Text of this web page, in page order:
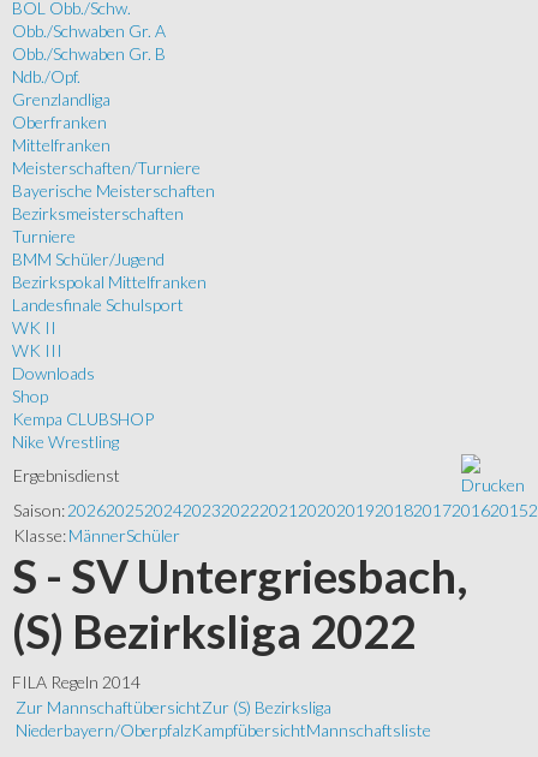
BOL Obb./Schw.
Obb./Schwaben Gr. A
Obb./Schwaben Gr. B
Ndb./Opf.
Grenzlandliga
Oberfranken
Mittelfranken
Meisterschaften/Turniere
Bayerische Meisterschaften
Bezirksmeisterschaften
Turniere
BMM Schüler/Jugend
Bezirkspokal Mittelfranken
Landesfinale Schulsport
WK II
WK III
Downloads
Shop
Kempa CLUBSHOP
Nike Wrestling
Ergebnisdienst
Saison:202620252024202320222021 202020192018201720162015
Klasse:MännerSchüler
S - SV Untergriesbach,
(S) Bezirksliga 2022
FILA Regeln 2014
Zur MannschaftübersichtZur (S) Bezirksliga
Niederbayern/OberpfalzKampfübersichtMannschaftsliste